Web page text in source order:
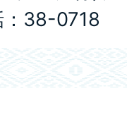
：38-0718